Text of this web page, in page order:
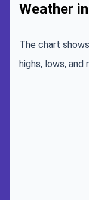
Weather
The chart
highs, lows,